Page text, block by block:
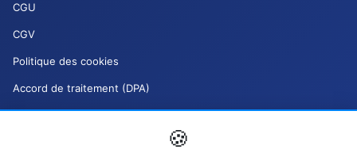
CGU
CGV
Politique des cookies
Accord de traitement (DPA)
Charte de modération (DSA)
🍪